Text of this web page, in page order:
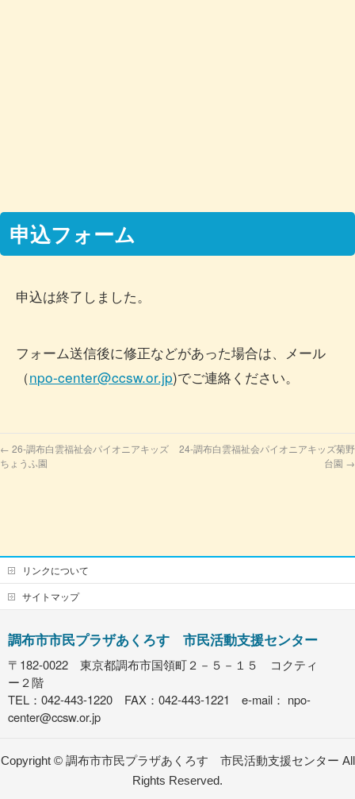
申込フォーム
申込は終了しました。
フォーム送信後に修正などがあった場合は、メール
（npo-center@ccsw.or.jp)でご連絡ください。
← 26-調布白雲福祉会パイオニアキッズ
ちょうふ園
24-調布白雲福祉会パイオニアキッズ菊野
台園 →
リンクについて
サイトマップ
調布市市民プラザあくろす 市民活動支援センター
〒182-0022 東京都調布市国領町２－５－１５ コクティ
ー２階
TEL：042-443-1220 FAX：042-443-1221 e-mail： npo-
center@ccsw.or.jp
Copyright © 調布市市民プラザあくろす 市民活動支援センター All
Rights Reserved.